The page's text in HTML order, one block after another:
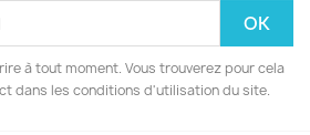
à tout moment. Vous trouverez pour cela
dans les conditions d'utilisation du site.